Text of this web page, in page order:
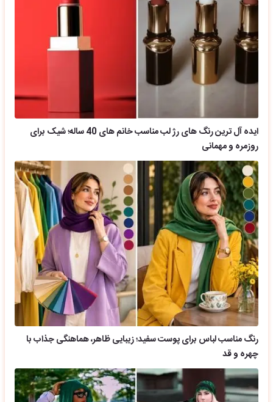
ایده آل ترین رنگ های رژ لب مناسب خانم های 40 ساله؛ شیک برای
روزمره و مهمانی
رنگ مناسب لباس برای پوست سفید؛ زیبایی ظاهر، هماهنگی جذاب با
چهره و قد